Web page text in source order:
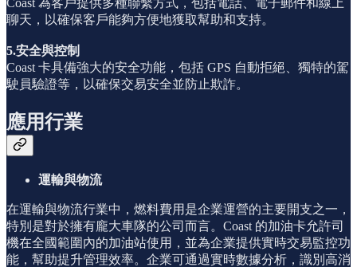
Coast 為客戶提供多種聯繫方式，包括電話、電子郵件和線上
聊天，以確保客戶能夠方便地獲取幫助和支持。
5.安全與控制
Coast 卡具備強大的安全功能，包括 GPS 自動拒絕、獨特的駕
駛員驗證等，以確保交易安全並防止欺詐。
應用行業
運輸與物流
在運輸與物流行業中，燃料費用是企業運營的主要開支之一，
特別是對於擁有龐大車隊的公司而言。Coast 的加油卡允許司
機在全國範圍內的加油站使用，並為企業提供實時交易監控功
能，幫助提升管理效率。企業可通過實時數據分析，識別高消